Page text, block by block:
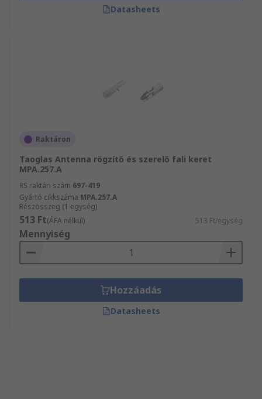
Datasheets
Raktáron
Taoglas Antenna rögzítő és szerelő fali keret
MPA.257.A
RS raktári szám 697-419
Gyártó cikkszáma MPA.257.A
Részösszeg (1 egység)
513 Ft(ÁFA nélkül) 513 Ft/egység
Mennyiség
Hozzáadás
Datasheets